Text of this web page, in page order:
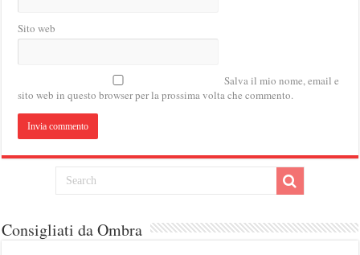
Sito web
Salva il mio nome, email e
sito web in questo browser per la prossima volta che commento.
Consigliati da Ombra